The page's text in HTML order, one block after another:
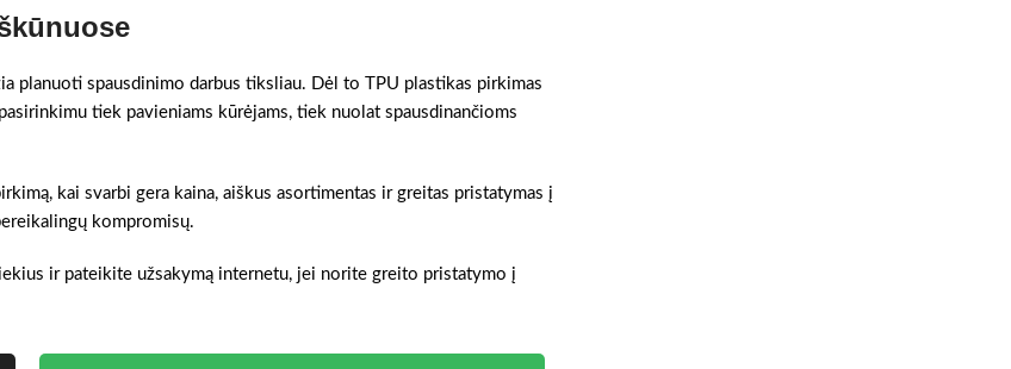
planuoti spausdinimo darbus tiksliau. Dėl to TPU plastikas pirkimas
tiek pavieniams kūrėjams, tiek nuolat spausdinančioms
kai svarbi gera kaina, aiškus asortimentas ir greitas pristatymas į
kompromisų.
ir pateikite užsakymą internetu, jei norite greito pristatymo į